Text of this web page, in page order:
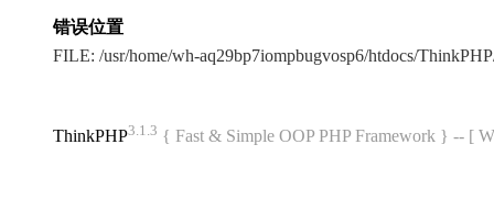
错误位置
FILE: /usr/home/wh-aq29bp7iompbugvosp6/htdocs/
ThinkPHP3.1.3 { Fast & Simple OOP PHP Framework } -- [